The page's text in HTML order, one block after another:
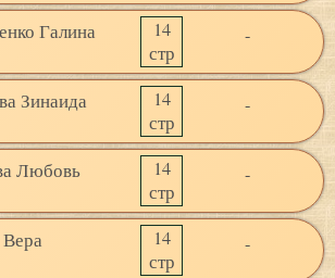
Галина
14
стр
-
Зинаида
14
стр
-
Любовь
14
стр
-
14
стр
-